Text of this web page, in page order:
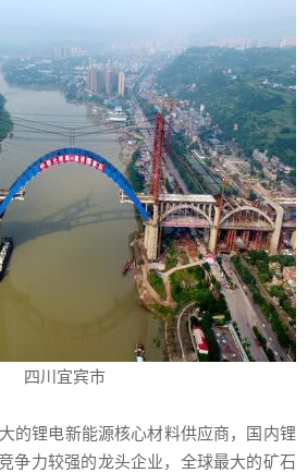
四川宜宾市
的锂电新能源核心材料供应商，国内锂
争力较强的龙头企业，全球最大的矿石